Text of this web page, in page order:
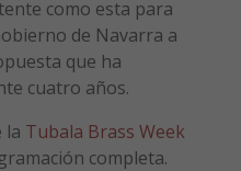
como esta para
de Navarra a
que ha
cuatro años.
la Tubala Brass Week
completa.